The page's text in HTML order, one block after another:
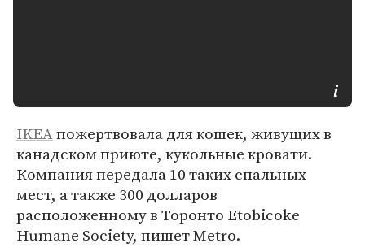
IKEAпожертвовала для кошек, живущих в
канадском приюте, кукольные кровати.
Компания передала 10 таких спальных
мест, а также 300 долларов
расположенному в Торонто Etobicoke
Humane Society, пишет Metro.